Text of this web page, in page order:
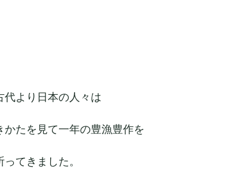
代より日本の人々は
かたを見て一年の豊漁豊作を
ってきました。